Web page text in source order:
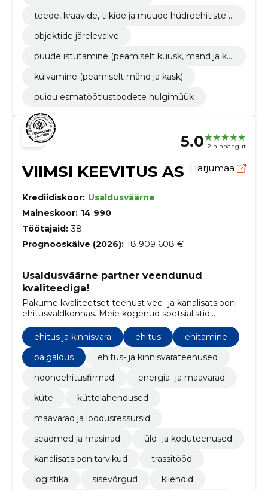
teede, kraavide, tiikide ja muude hüdroehitiste r
objektide järelevalve
puude istutamine (peamiselt kuusk, mänd ja ka
külvamine (peamiselt mänd ja kask)
puidu esmatöötlustoodete hulgimüük
5.0 2 hinnangut
VIIMSI KEEVITUS AS Harjumaa
Krediidiskoor: Usaldusväärne
Maineskoor: 14 990
Töötajaid: 38
Prognooskäive (2026): 18 909 608 €
Usaldusväärne partner veendunud
kvaliteediga!
Pakume kvaliteetset teenust vee- ja kanalisatsiooni
ehitusvaldkonnas. Meie kogenud spetsialistid
tagavad kiire ja tõhusa projekteerimise ning
paigalduse, mis vastab alati kõrgeimatele nõuetele.
ehitus ja kinnisvara ehitus
ehitamine
paigaldus
ehitus- ja kinnisvarateenused
hooneehitusfirmad
energia- ja maavarad
küte
küttelahendused
maavarad ja loodusressursid
seadmed ja masinad
üld- ja koduteenused
kanalisatsioonitarvikud
trassitööd
logistika
sisevõrgud
kliendid